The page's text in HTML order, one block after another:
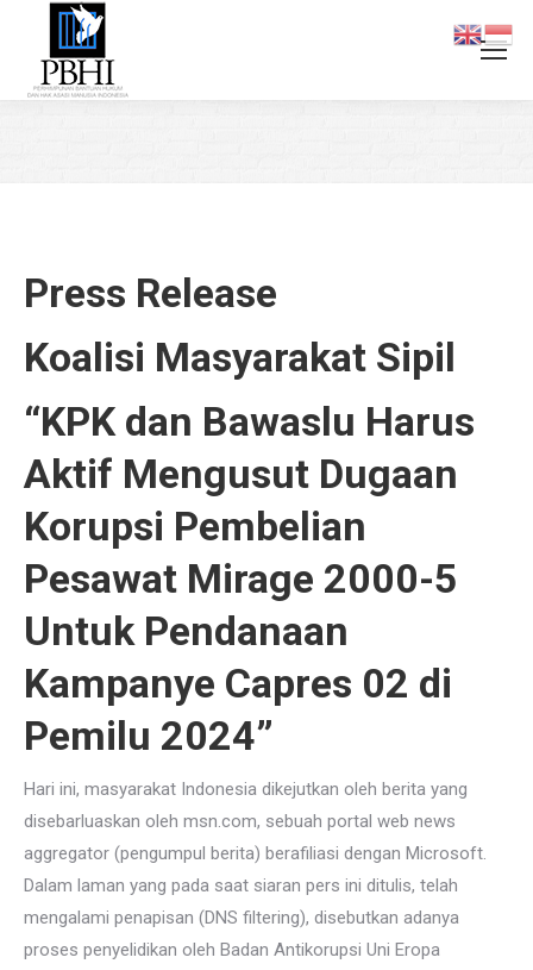
Press Release
Koalisi Masyarakat Sipil
“KPK dan Bawaslu Harus
Aktif Mengusut Dugaan
Korupsi Pembelian
Pesawat Mirage 2000-5
Untuk Pendanaan
Kampanye Capres 02 di
Pemilu 2024”
Hari ini, masyarakat Indonesia dikejutkan oleh berita yang
disebarluaskan oleh msn.com, sebuah portal web news
aggregator (pengumpul berita) berafiliasi dengan Microsoft.
Dalam laman yang pada saat siaran pers ini ditulis, telah
mengalami penapisan (DNS filtering), disebutkan adanya
proses penyelidikan oleh Badan Antikorupsi Uni Eropa